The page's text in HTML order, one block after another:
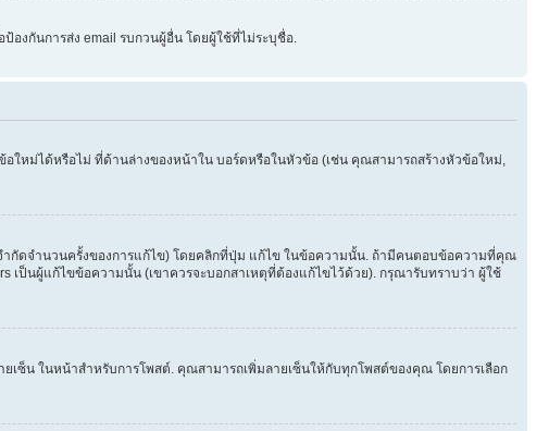
งกันการส่ง email รบกวนผู้อื่น โดยผู้ใช้ที่ไม่ระบุชื่อ.
หม่ได้หรือไม่ ที่ด้านล่างของหน้าใน บอร์ดหรือในหัวข้อ (เช่น คุณสามารถสร้างหัวข้อใหม่,
กัดจำนวนครั้งของการแก้ไข) โดยคลิกที่ปุ่ม แก้ไข ในข้อความนั้น. ถ้ามีคนตอบข้อความที่คุณ
ป็นผู้แก้ไขข้อความนั้น (เขาควรจะบอกสาเหตุที่ต้องแก้ไขไว้ด้วย). กรุณารับทราบว่า ผู้ใช้
ซ็น ในหน้าสำหรับการโพสต์. คุณสามารถเพิ่มลายเซ็นให้กับทุกโพสต์ของคุณ โดยการเลือก